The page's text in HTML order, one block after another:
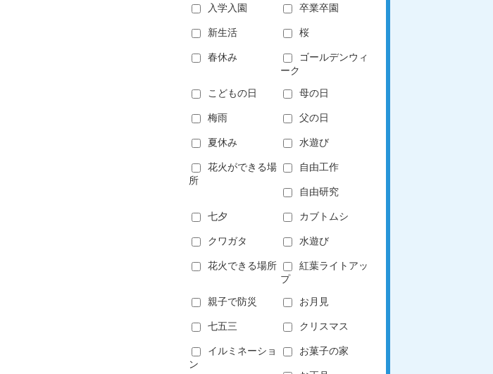
入学入園 卒業卒園
新生活 桜
春休み
ゴールデンウィ
ーク
こどもの日 母の日
梅雨 父の日
夏休み 水遊び
花火ができる場
所
自由工作
自由研究
七夕 カブトムシ
クワガタ 水遊び
花火できる場所
紅葉ライトアッ
プ
親子で防災 お月見
七五三 クリスマス
イルミネーショ
ン
お菓子の家